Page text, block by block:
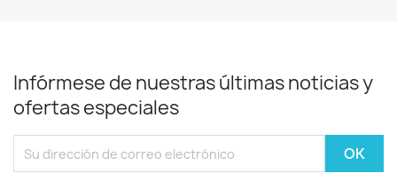
Infórmese de nuestras últimas noticias y
ofertas especiales